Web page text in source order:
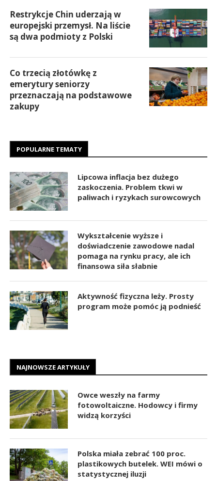
Restrykcje Chin uderzają w
europejski przemysł. Na liście
są dwa podmioty z Polski
Co trzecią złotówkę z
emerytury seniorzy
przeznaczają na podstawowe
zakupy
POPULARNE TEMATY
Lipcowa inflacja bez dużego
zaskoczenia. Problem tkwi w
paliwach i ryzykach surowcowych
Wykształcenie wyższe i
doświadczenie zawodowe nadal
pomaga na rynku pracy, ale ich
finansowa siła słabnie
Aktywność fizyczna leży. Prosty
program może pomóc ją podnieść
NAJNOWSZE ARTYKUŁY
Owce weszły na farmy
fotowoltaiczne. Hodowcy i firmy
widzą korzyści
Polska miała zebrać 100 proc.
plastikowych butelek. WEI mówi o
statystycznej iluzji